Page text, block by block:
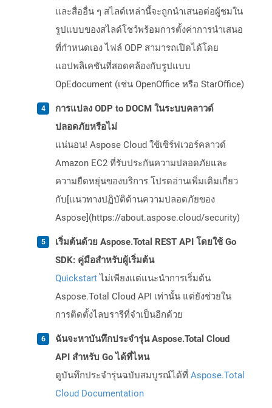
และสื่ออื่น ๆ สไลด์เหล่านี้จะถูกนำเสนอต่อผู้ชมใน
รูปแบบของสไลด์โชว์พร้อมการตั้งค่าการนำเสนอ
ที่กำหนดเอง ไฟล์ ODP สามารถเปิดได้โดย
แอปพลิเคชันที่สอดคล้องกับรูปแบบ
OpEdocument (เช่น OpenOffice หรือ StarOffice)
การแปลง ODP to DOCM ในระบบคลาวด์
ปลอดภัยหรือไม่
แน่นอน! Aspose Cloud ใช้เซิร์ฟเวอร์คลาวด์
Amazon EC2 ที่รับประกันความปลอดภัยและ
ความยืดหยุ่นของบริการ โปรดอ่านเพิ่มเติมเกี่ยว
กับ[แนวทางปฏิบัติด้านความปลอดภัยของ
Aspose](https://about.aspose.cloud/security)
เริ่มต้นด้วย Aspose.Total REST API โดยใช้ Go
SDK: คู่มือสำหรับผู้เริ่มต้น
Quickstartไม่เพียงแต่แนะนำการเริ่มต้น
Aspose.Total Cloud API เท่านั้น แต่ยังช่วยใน
การติดตั้งไลบรารีที่จำเป็นอีกด้วย
ฉันจะหาบันทึกประจำรุ่น Aspose.Total Cloud
API สำหรับ Go ได้ที่ไหน
ดูบันทึกประจำรุ่นฉบับสมบูรณ์ได้ที่ Aspose.Total
Cloud Documentation